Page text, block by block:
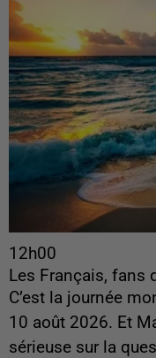
12h00
Les Français, fans
C’est la journée
10 août 2026. Et
sérieuse sur la